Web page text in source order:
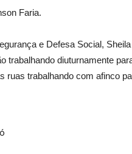
Faria.
e Defesa Social,
trabalhando diuturnamente
ruas trabalhando com afinco